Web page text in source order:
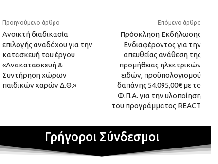
Προηγούμενο άρθρο
Ανοικτή διαδικασία
επιλογής αναδόχου για την
κατασκευή του έργου
«Ανακατασκευή &
Συντήρηση χώρων
παιδικών χαρών Δ.Θ.»
Επόμενο άρθρο
Πρόσκληση Εκδήλωσης
Ενδιαφέροντος για την
απευθείας ανάθεση της
προμήθειας ηλεκτρικών
ειδών, προϋπολογισμού
δαπάνης 54.095,00€ με το
Φ.Π.Α. για την υλοποίηση
του προγράμματος REACT
Γρήγοροι Σύνδεσμοι